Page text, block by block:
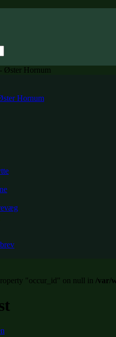
Hornum
"occur_id" on null in /var/